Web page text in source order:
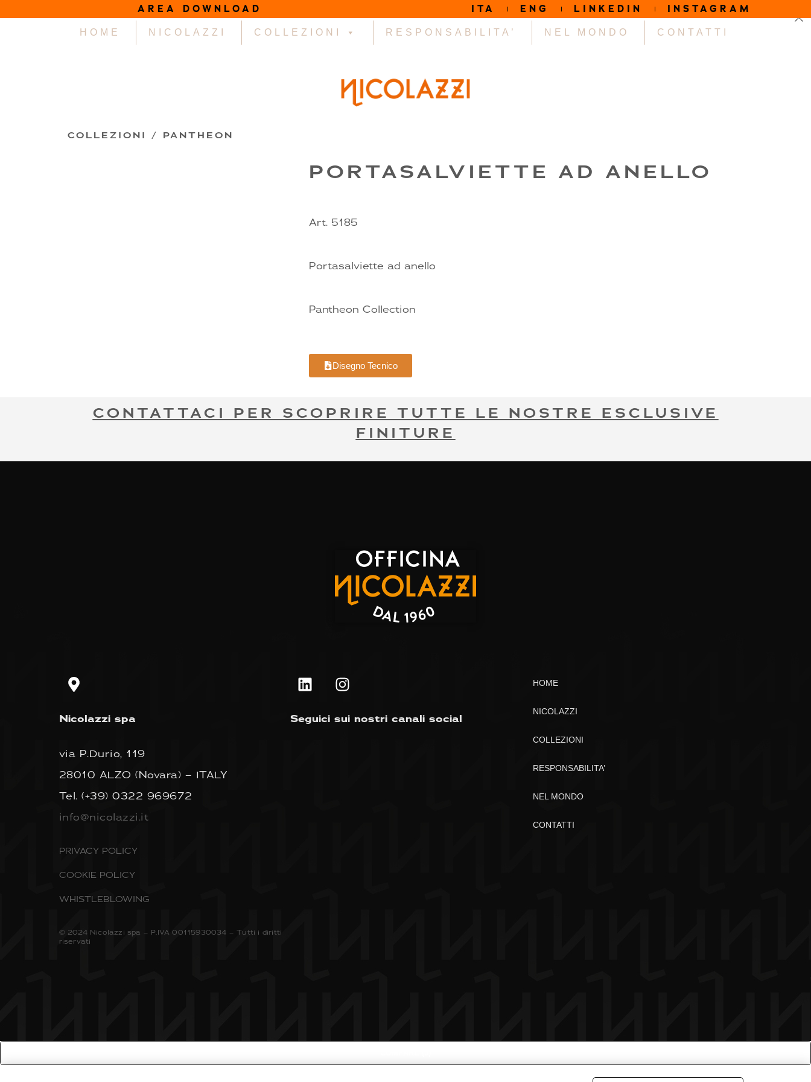
AREA DOWNLOAD ITA ENG LINKEDIN INSTAGRAM
HOME NICOLAZZI COLLEZIONI RESPONSABILITA’ NEL MONDO CONTATTI
COLLEZIONI / PANTHEON
PORTASALVIETTE AD ANELLO
Art. 5185
Portasalviette ad anello
Pantheon Collection
Disegno Tecnico
CONTATTACI PER SCOPRIRE TUTTE LE NOSTRE ESCLUSIVE
FINITURE
Nicolazzi spa
via P.Durio, 119
28010 ALZO (Novara) – ITALY
Tel.(+39) 0322 969672
info@nicolazzi.it
PRIVACY POLICY
COOKIE POLICY
WHISTLEBLOWING
© 2024 Nicolazzi spa – P.IVA 00115930034 – Tutti i diritti
riservati
Seguici sui nostri canali social
HOME
NICOLAZZI
COLLEZIONI
RESPONSABILITA’
NEL MONDO
CONTATTI